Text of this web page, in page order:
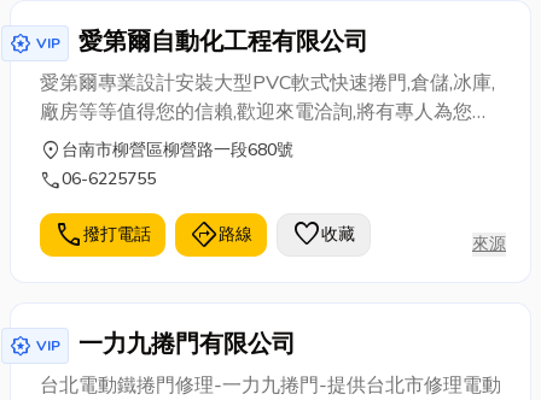
award_star VIP 愛第爾自動化工程有限公司
愛第爾專業設計安裝大型PVC軟式快速捲門,倉儲,冰庫,
廠房等等值得您的信賴,歡迎來電洽詢,將有專人為您服
務
location_on 台南市柳營區柳營路一段680號
call06-6225755
call撥打電話 directions路線 favorite收藏 來源
award_star VIP 一力九捲門有限公司
台北電動鐵捲門修理-一力九捲門-提供台北市修理電動